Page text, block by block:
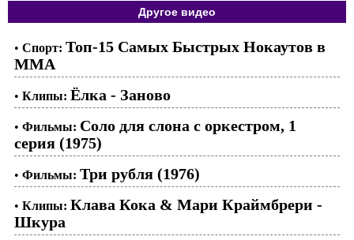
Другое видео
• Спорт: Топ-15 Самых Быстрых Нокаутов в
ММА
• Клипы: Ёлка - Заново
• Фильмы: Соло для слона с оркестром, 1
серия (1975)
• Фильмы: Три рубля (1976)
• Клипы: Клава Кока & Мари Краймбрери -
Шкура